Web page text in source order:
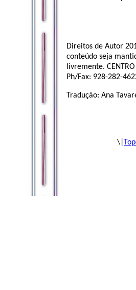
Direitos de Autor
conteúdo seja
livremente.
Ph/Fax: 928-282-
Tradução: Ana
\|